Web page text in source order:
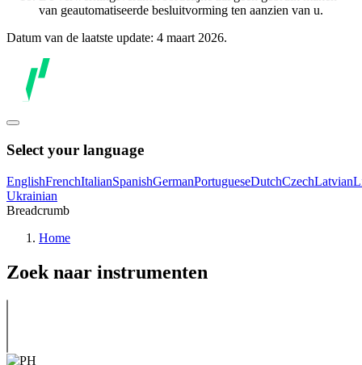
van geautomatiseerde besluitvorming ten aanzien van u.
Datum van de laatste update: 4 maart 2026.
Select your language
EnglishFrenchItalianSpanishGermanPortugueseDutchCzechLatvian
Ukrainian
Breadcrumb
Home
Zoek naar instrumenten